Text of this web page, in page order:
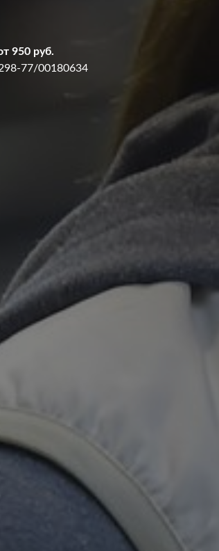
950 руб.
77/00180634